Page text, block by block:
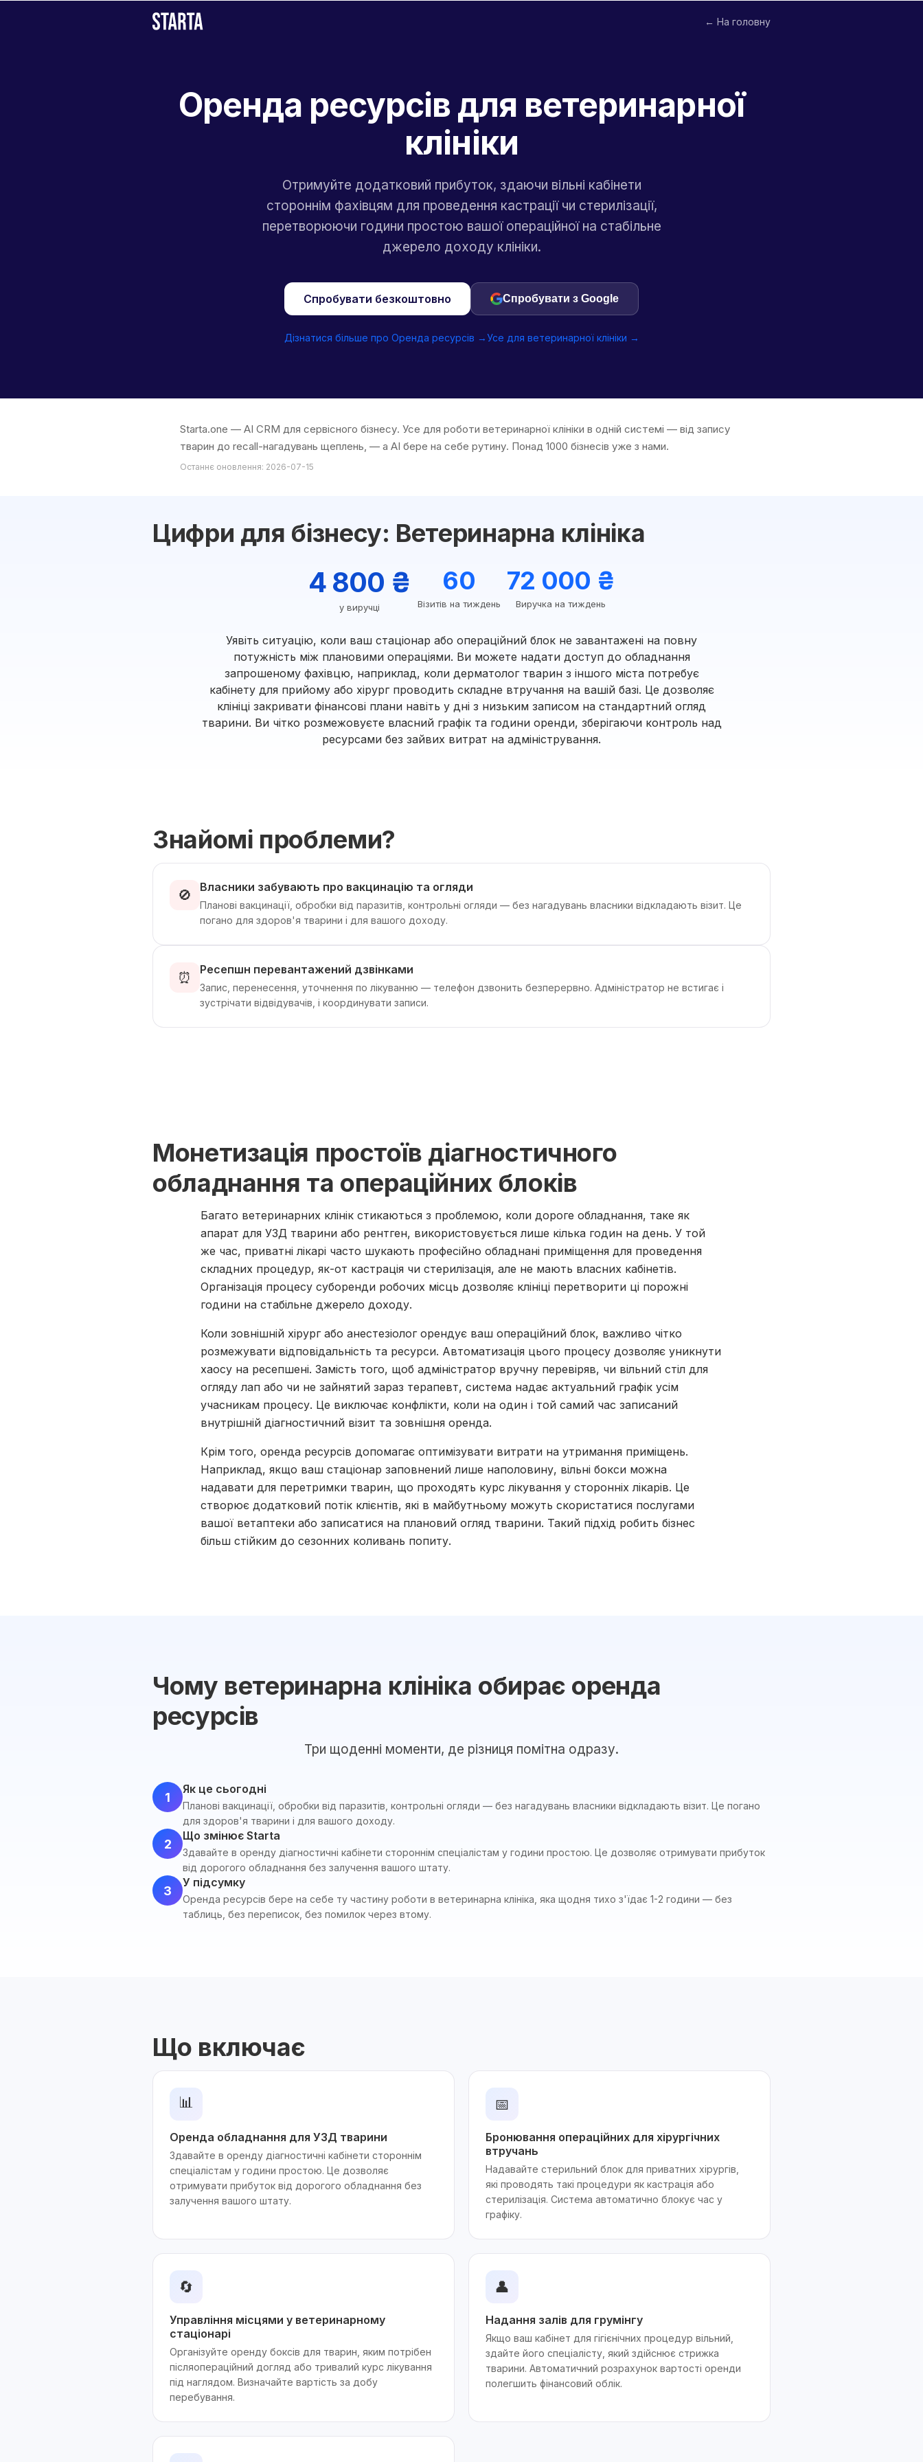
← На головну
Оренда ресурсів для ветеринарної
клініки
Отримуйте додатковий прибуток, здаючи вільні кабінети
стороннім фахівцям для проведення кастрації чи стерилізації,
перетворюючи години простою вашої операційної на стабільне
джерело доходу клініки.
Спробувати безкоштовно Спробувати з Google
Дізнатися більше про Оренда ресурсів →Усе для ветеринарної клініки →
Starta.one — AI CRM для сервісного бізнесу. Усе для роботи ветеринарної клініки в одній системі — від запису
тварин до recall-нагадувань щеплень, — а AI бере на себе рутину. Понад 1000 бізнесів уже з нами.
Останнє оновлення: 2026-07-15
Цифри для бізнесу: Ветеринарна клініка
4 800 ₴
у виручці
60
Візитів на тиждень
72 000 ₴
Виручка на тиждень
Уявіть ситуацію, коли ваш стаціонар або операційний блок не завантажені на повну
потужність між плановими операціями. Ви можете надати доступ до обладнання
запрошеному фахівцю, наприклад, коли дерматолог тварин з іншого міста потребує
кабінету для прийому або хірург проводить складне втручання на вашій базі. Це дозволяє
клініці закривати фінансові плани навіть у дні з низьким записом на стандартний огляд
тварини. Ви чітко розмежовуєте власний графік та години оренди, зберігаючи контроль над
ресурсами без зайвих витрат на адміністрування.
Знайомі проблеми?
🚫 Власники забувають про вакцинацію та огляди
Планові вакцинації, обробки від паразитів, контрольні огляди — без нагадувань власники відкладають візит. Це
погано для здоров'я тварини і для вашого доходу.
⏰ Ресепшн перевантажений дзвінками
Запис, перенесення, уточнення по лікуванню — телефон дзвонить безперервно. Адміністратор не встигає і
зустрічати відвідувачів, і координувати записи.
Монетизація простоїв діагностичного
обладнання та операційних блоків
Багато ветеринарних клінік стикаються з проблемою, коли дороге обладнання, таке як
апарат для УЗД тварини або рентген, використовується лише кілька годин на день. У той
же час, приватні лікарі часто шукають професійно обладнані приміщення для проведення
складних процедур, як-от кастрація чи стерилізація, але не мають власних кабінетів.
Організація процесу суборенди робочих місць дозволяє клініці перетворити ці порожні
години на стабільне джерело доходу.
Коли зовнішній хірург або анестезіолог орендує ваш операційний блок, важливо чітко
розмежувати відповідальність та ресурси. Автоматизація цього процесу дозволяє уникнути
хаосу на ресепшені. Замість того, щоб адміністратор вручну перевіряв, чи вільний стіл для
огляду лап або чи не зайнятий зараз терапевт, система надає актуальний графік усім
учасникам процесу. Це виключає конфлікти, коли на один і той самий час записаний
внутрішній діагностичний візит та зовнішня оренда.
Крім того, оренда ресурсів допомагає оптимізувати витрати на утримання приміщень.
Наприклад, якщо ваш стаціонар заповнений лише наполовину, вільні бокси можна
надавати для перетримки тварин, що проходять курс лікування у сторонніх лікарів. Це
створює додатковий потік клієнтів, які в майбутньому можуть скористатися послугами
вашої ветаптеки або записатися на плановий огляд тварини. Такий підхід робить бізнес
більш стійким до сезонних коливань попиту.
Чому ветеринарна клініка обирає оренда
ресурсів
Три щоденні моменти, де різниця помітна одразу.
1
Як це сьогодні
Планові вакцинації, обробки від паразитів, контрольні огляди — без нагадувань власники відкладають візит. Це погано
для здоров'я тварини і для вашого доходу.
2
Що змінює Starta
Здавайте в оренду діагностичні кабінети стороннім спеціалістам у години простою. Це дозволяє отримувати прибуток
від дорогого обладнання без залучення вашого штату.
3
У підсумку
Оренда ресурсів бере на себе ту частину роботи в ветеринарна клініка, яка щодня тихо з'їдає 1-2 години — без
таблиць, без переписок, без помилок через втому.
Що включає
📊
Оренда обладнання для УЗД тварини
Здавайте в оренду діагностичні кабінети стороннім
спеціалістам у години простою. Це дозволяє
отримувати прибуток від дорогого обладнання без
залучення вашого штату.
📅
Бронювання операційних для хірургічних
втручань
Надавайте стерильний блок для приватних хірургів,
які проводять такі процедури як кастрація або
стерилізація. Система автоматично блокує час у
графіку.
🔄
Управління місцями у ветеринарному
стаціонарі
Організуйте оренду боксів для тварин, яким потрібен
післяопераційний догляд або тривалий курс лікування
під наглядом. Визначайте вартість за добу
перебування.
👤
Надання залів для грумінгу
Якщо ваш кабінет для гігієнічних процедур вільний,
здайте його спеціалісту, який здійснює стрижка
тварини. Автоматичний розрахунок вартості оренди
полегшить фінансовий облік.